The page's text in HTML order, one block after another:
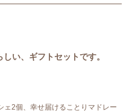
い、ギフトセットです。
ェ2個、幸せ届けることりマドレー